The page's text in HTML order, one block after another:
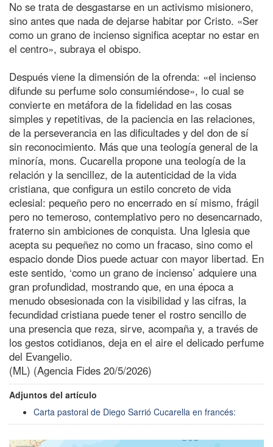
No se trata de desgastarse en un activismo misionero,
sino antes que nada de dejarse habitar por Cristo. «Ser
como un grano de incienso significa aceptar no estar en
el centro», subraya el obispo.
Después viene la dimensión de la ofrenda: «el incienso
difunde su perfume solo consumiéndose», lo cual se
convierte en metáfora de la fidelidad en las cosas
simples y repetitivas, de la paciencia en las relaciones,
de la perseverancia en las dificultades y del don de sí
sin reconocimiento. Más que una teología general de la
minoría, mons. Cucarella propone una teología de la
relación y la sencillez, de la autenticidad de la vida
cristiana, que configura un estilo concreto de vida
eclesial: pequeño pero no encerrado en sí mismo, frágil
pero no temeroso, contemplativo pero no desencarnado,
fraterno sin ambiciones de conquista. Una Iglesia que
acepta su pequeñez no como un fracaso, sino como el
espacio donde Dios puede actuar con mayor libertad. En
este sentido, ‘como un grano de incienso’ adquiere una
gran profundidad, mostrando que, en una época a
menudo obsesionada con la visibilidad y las cifras, la
fecundidad cristiana puede tener el rostro sencillo de
una presencia que reza, sirve, acompaña y, a través de
los gestos cotidianos, deja en el aire el delicado perfume
del Evangelio.
(ML) (Agencia Fides 20/5/2026)
Adjuntos del artículo
Carta pastoral de Diego Sarrió Cucarella en francés: